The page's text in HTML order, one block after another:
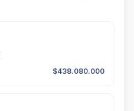
$438.080.000